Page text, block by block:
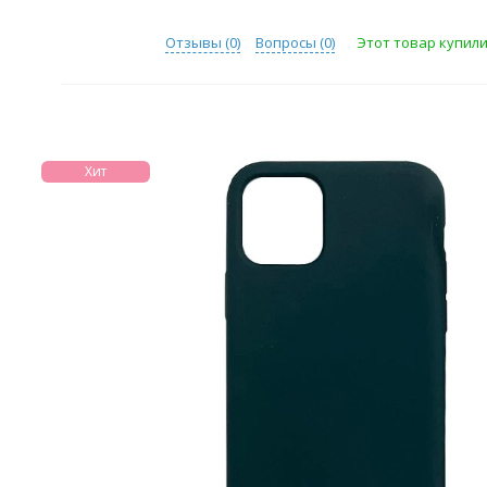
Отзывы (0) Вопросы (0) Этот товар
Хит